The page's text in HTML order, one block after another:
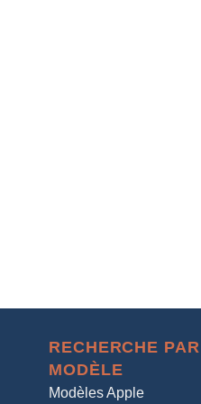
RECHERCHE PAR
MODÈLE
Modèles Apple